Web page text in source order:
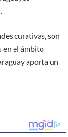
curativas, son
en el ámbito
aporta un